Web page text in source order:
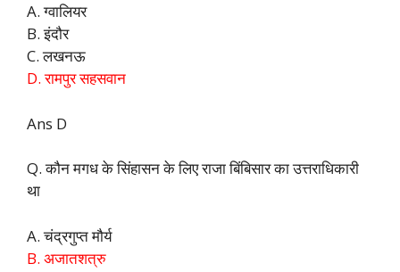
A. ग्वालियर
B. इंदौर
C. लखनऊ
D. रामपुर सहसवान
Ans D
Q. कौन मगध के सिंहासन के लिए राजा बिंबिसार का उत्तराधिकारी
था
A. चंद्रगुप्त मौर्य
B. अजातशत्रु